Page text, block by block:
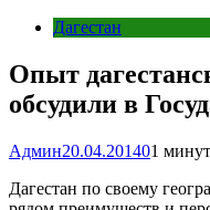
Дагестан
Опыт
обсудили в
Админ20.04.201401
Дагестан по своему